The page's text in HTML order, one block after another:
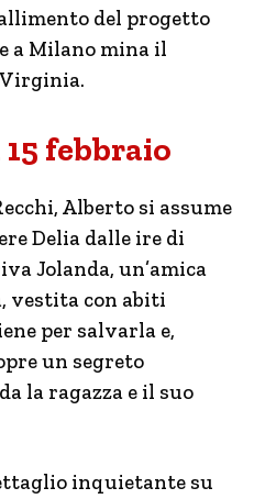
del progetto
a Milano mina il
febbraio
Alberto si assume
Delia dalle ire di
Jolanda, un’amica
vestita con abiti
per salvarla e,
un segreto
la ragazza e il suo
inquietante su